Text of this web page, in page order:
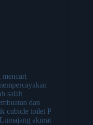
salah
dan
cubicle toilet P
akurat